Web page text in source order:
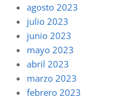
agosto 2023
julio 2023
junio 2023
mayo 2023
abril 2023
marzo 2023
febrero 2023